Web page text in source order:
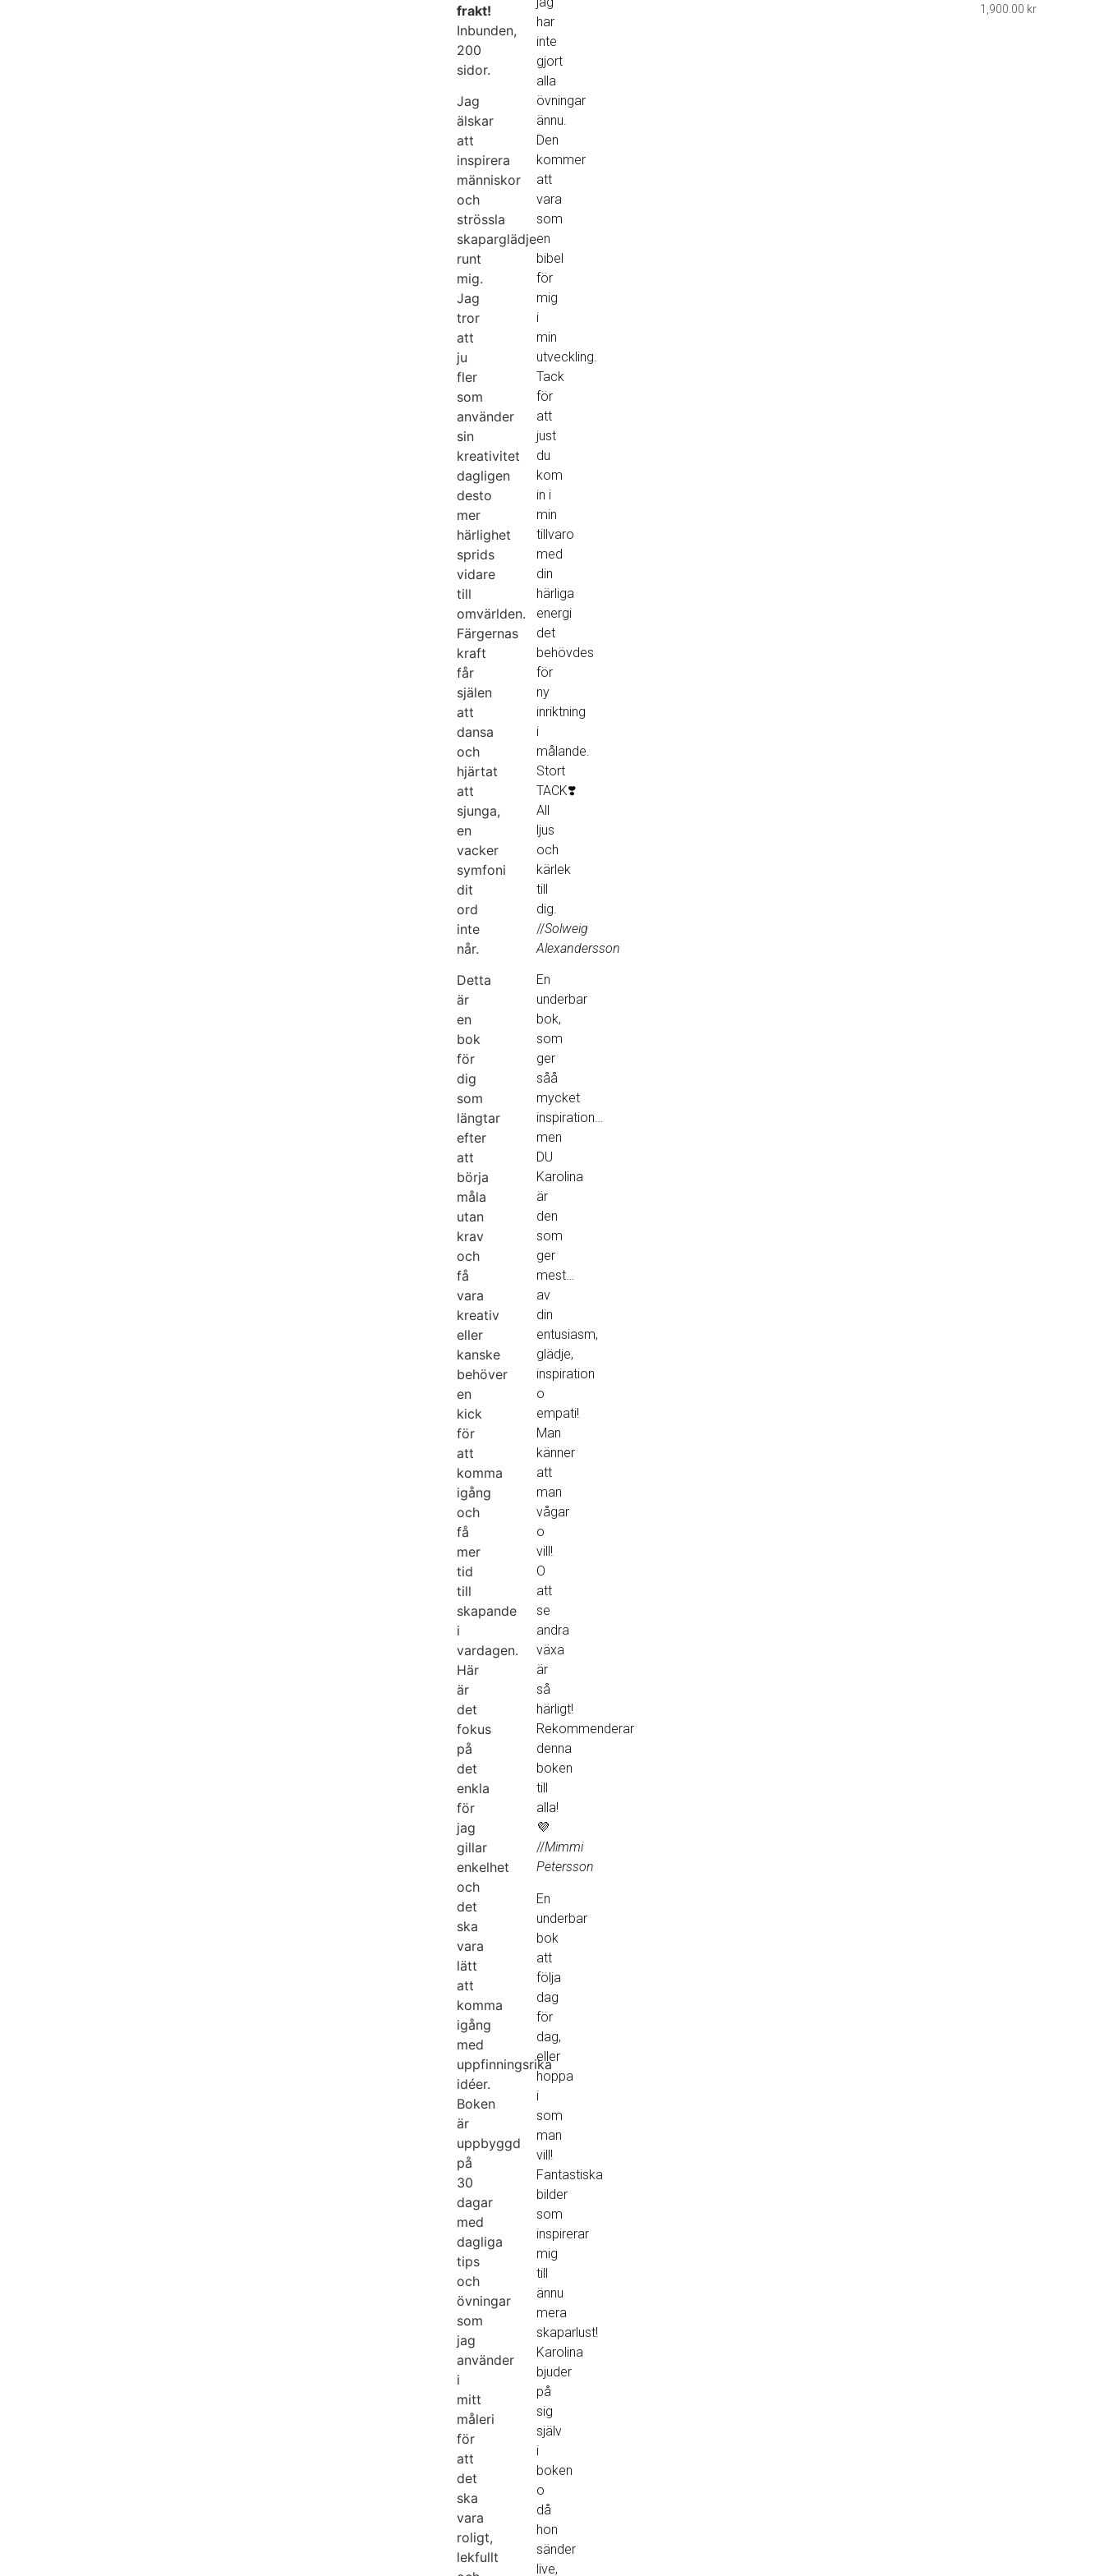
frakt!
Inbunden,
200
sidor.
Jag
älskar
att
inspirera
människor
och
strössla
skaparglädje
runt
mig.
Jag
tror
att
ju
fler
som
använder
sin
kreativitet
dagligen
desto
mer
härlighet
sprids
vidare
till
omvärlden.
Färgernas
kraft
får
själen
att
dansa
och
hjärtat
att
sjunga,
en
vacker
symfoni
dit
ord
inte
når.
Detta
är
en
bok
för
dig
som
längtar
efter
att
börja
måla
utan
krav
och
få
vara
kreativ
eller
kanske
behöver
en
kick
för
att
komma
igång
och
få
mer
tid
till
skapande
i
vardagen.
Här
är
det
fokus
på
det
enkla
för
jag
gillar
enkelhet
och
det
ska
vara
lätt
att
komma
igång
med
uppfinningsrika
idéer.
Boken
är
uppbyggd
på
30
dagar
med
dagliga
tips
och
övningar
som
jag
använder
i
mitt
måleri
för
att
det
ska
vara
roligt,
lekfullt
har
inte
gjort
alla
övningar
ännu.
Den
kommer
att
vara
som
en
bibel
för
mig
i
min
utveckling.
Tack
för
att
just
du
kom
in i
min
tillvaro
med
din
härliga
energi
det
behövdes
för
ny
inriktning
i
målande.
Stort
TACK❣️
All
ljus
och
kärlek
till
dig.
//Solweig
Alexandersson
En
underbar
bok,
som
ger
såå
mycket
inspiration…
men
DU
Karolina
är
den
som
ger
mest…
av
din
entusiasm,
glädje,
inspiration
o
empati!
Man
känner
att
man
vågar
o
vill!
O
att
se
andra
växa
är
så
härligt!
Rekommenderar
denna
boken
till
alla!
💜
//Mimmi
Petersson
En
underbar
bok
att
följa
dag
för
dag,
eller
hoppa
i
som
man
vill!
Fantastiska
bilder
som
inspirerar
mig
till
ännu
mera
skaparlust!
Karolina
bjuder
på
sig
själv
i
boken
o
då
hon
sänder
live,
1,900.00 kr